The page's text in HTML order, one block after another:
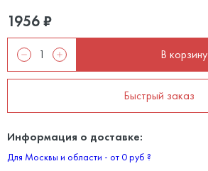
1956₽
В корзину
Быстрый заказ
Информация о доставке:
Для Москвы и области - от 0 руб ?